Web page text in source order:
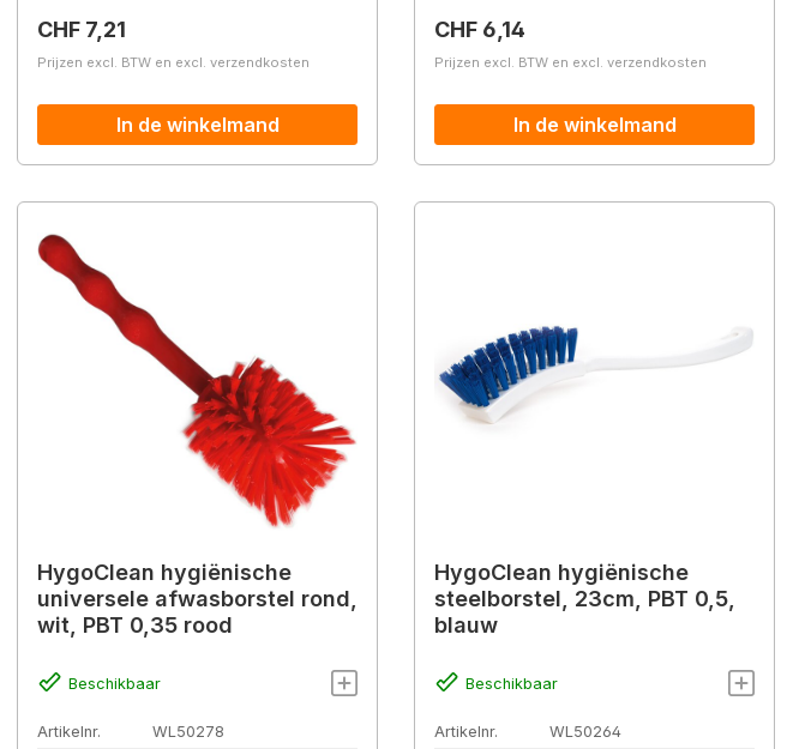
Normale prijs:
CHF 7,21
Prijzen excl. BTW en excl. verzendkosten
In de winkelmand
Normale prijs:
CHF 6,14
Prijzen excl. BTW en excl. verzendkosten
In de winkelmand
HygoClean hygiënische
universele afwasborstel rond,
wit, PBT 0,35 rood
Beschikbaar
Artikelnr. WL50278
HygoClean hygiënische
steelborstel, 23cm, PBT 0,5,
blauw
Beschikbaar
Artikelnr. WL50264